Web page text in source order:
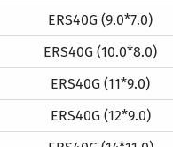
ERS40G (9.0*7.0)
ERS40G (10.0*8.0)
ERS40G (11*9.0)
ERS40G (12*9.0)